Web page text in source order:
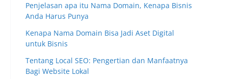
Penjelasan apa itu Nama Domain, Kenapa Bisnis
Anda Harus Punya
Kenapa Nama Domain Bisa Jadi Aset Digital
untuk Bisnis
Tentang Local SEO: Pengertian dan Manfaatnya
Bagi Website Lokal